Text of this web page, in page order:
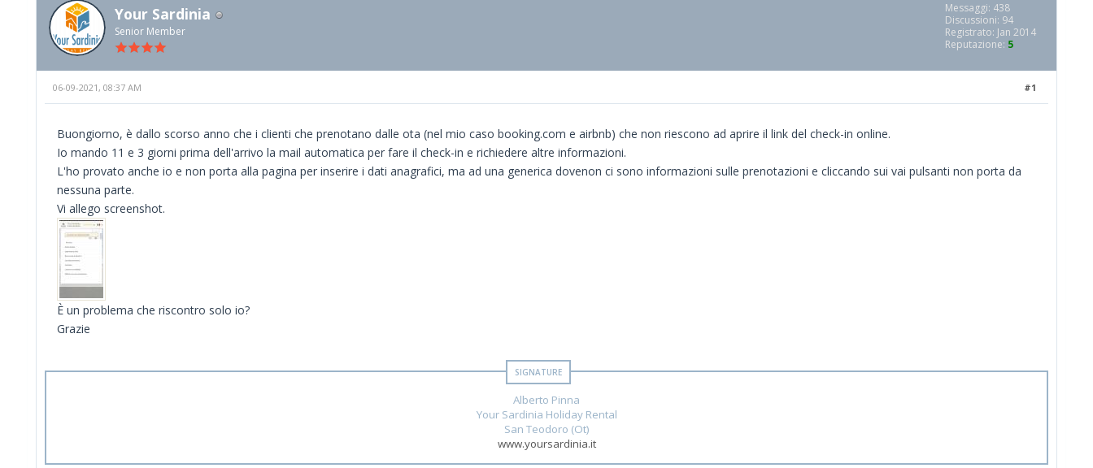
Your Sardinia
Senior Member
Messaggi: 438
Discussioni: 94
Registrato: Jan 2014
Reputazione: 5
#1
06-09-2021, 08:37 AM
Buongiorno, è dallo scorso anno che i clienti che prenotano dalle ota (nel mio caso booking.com e airbnb) che non riescono ad aprire il link del check-in online.
Io mando 11 e 3 giorni prima dell'arrivo la mail automatica per fare il check-in e richiedere altre informazioni.
L'ho provato anche io e non porta alla pagina per inserire i dati anagrafici, ma ad una generica dovenon ci sono informazioni sulle prenotazioni e cliccando sui vai pulsanti non porta da
nessuna parte.
Vi allego screenshot.
È un problema che riscontro solo io?
Grazie
Alberto Pinna
Your Sardinia Holiday Rental
San Teodoro (Ot)
www.yoursardinia.it